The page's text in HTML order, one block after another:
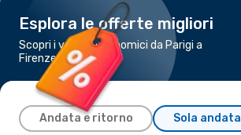
Esplora le offerte migliori
Scopri i voli più economici da Parigi a
Firenze
Andata e ritorno Sola andata